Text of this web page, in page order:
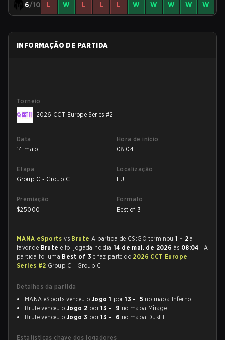
6/10 L W L L L W W W W W
INFORMAÇÃO DE PARTIDA
Torneio
2026 CCT Europe Series #2
Data
14 maio
Hora de início
08:04
Etapa
Group C - Group C
Localização
EU
Premiação
$25000
Formato
Best of 3
MANA eSportsvs Brute A partida de CS:GO terminou1 - 2 a
favor de Brutee foi jogada no dia14 de mai. de 2026 às 08:04 . A
partida foi uma Best of 3e faz parte do 2026 CCT Europe
Series #2 Group C - Group C.
Detalhes da partida
MANA eSports venceu o Jogo 1 por13 - 5 no mapa Inferno
Brute venceu o Jogo 2 por13 - 9 no mapa Mirage
Brute venceu o Jogo 3 por13 - 6 no mapa Dust II
Estatísticas chave dos jogadores